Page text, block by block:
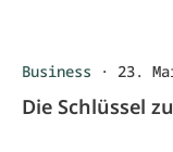
Business · 23.
Die Schlüssel